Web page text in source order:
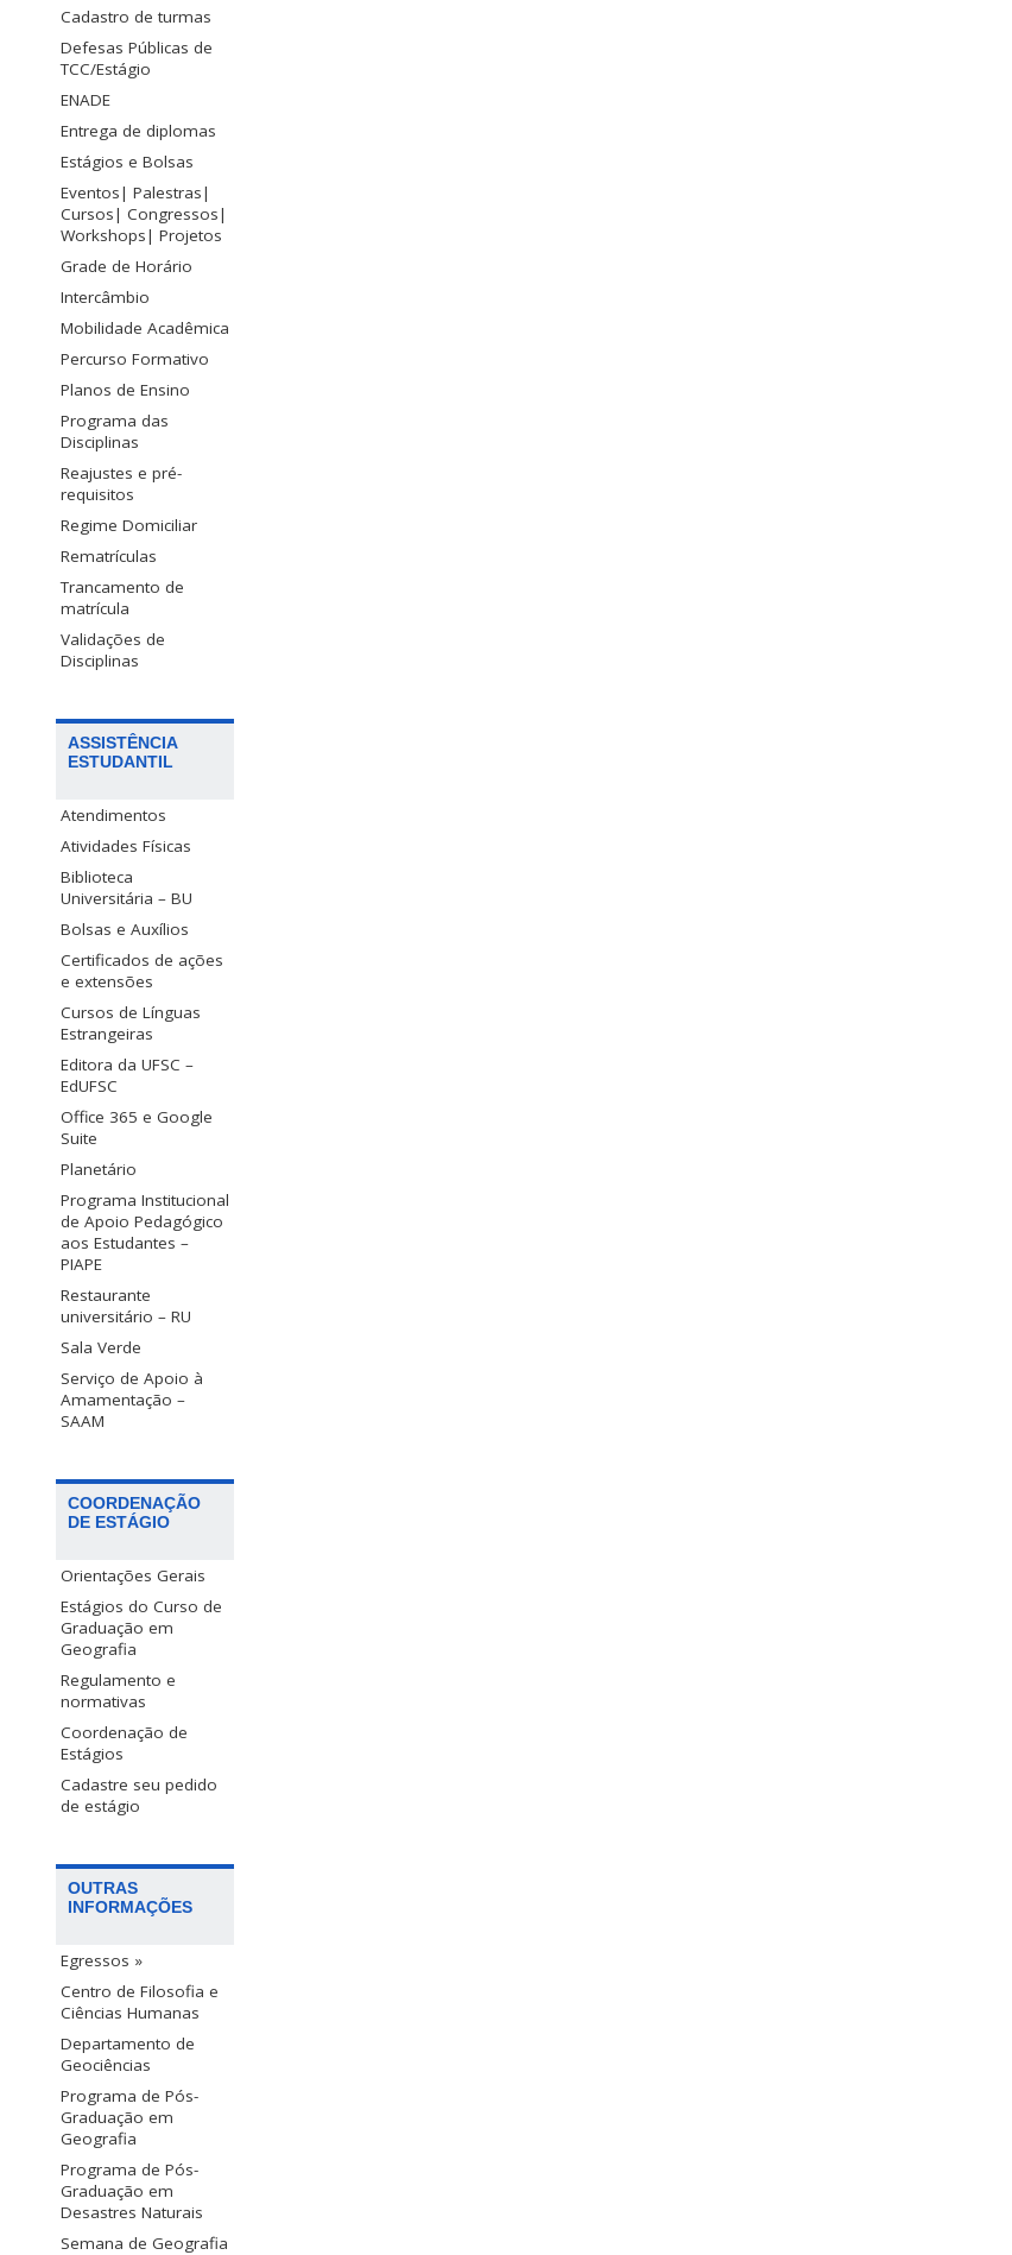
Cadastro de turmas
Defesas Públicas de
TCC/Estágio
ENADE
Entrega de diplomas
Estágios e Bolsas
Eventos| Palestras|
Cursos| Congressos|
Workshops| Projetos
Grade de Horário
Intercâmbio
Mobilidade Acadêmica
Percurso Formativo
Planos de Ensino
Programa das
Disciplinas
Reajustes e pré-
requisitos
Regime Domiciliar
Rematrículas
Trancamento de
matrícula
Validações de
Disciplinas
ASSISTÊNCIA
ESTUDANTIL
Atendimentos
Atividades Físicas
Biblioteca
Universitária – BU
Bolsas e Auxílios
Certificados de ações
e extensões
Cursos de Línguas
Estrangeiras
Editora da UFSC –
EdUFSC
Office 365 e Google
Suite
Planetário
Programa Institucional
de Apoio Pedagógico
aos Estudantes –
PIAPE
Restaurante
universitário – RU
Sala Verde
Serviço de Apoio à
Amamentação –
SAAM
COORDENAÇÃO
DE ESTÁGIO
Orientações Gerais
Estágios do Curso de
Graduação em
Geografia
Regulamento e
normativas
Coordenação de
Estágios
Cadastre seu pedido
de estágio
OUTRAS
INFORMAÇÕES
Egressos »
Centro de Filosofia e
Ciências Humanas
Departamento de
Geociências
Programa de Pós-
Graduação em
Geografia
Programa de Pós-
Graduação em
Desastres Naturais
Semana de Geografia